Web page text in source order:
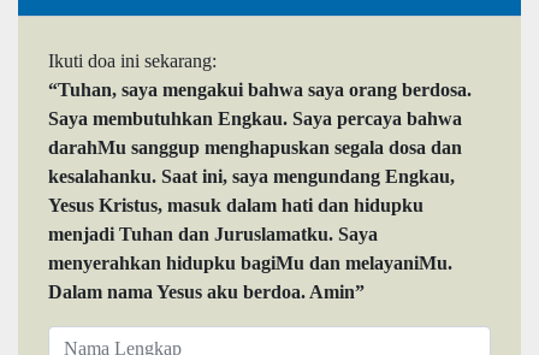
Ikuti doa ini sekarang:
“Tuhan, saya mengakui bahwa saya orang berdosa.
Saya membutuhkan Engkau. Saya percaya bahwa
darahMu sanggup menghapuskan segala dosa dan
kesalahanku. Saat ini, saya mengundang Engkau,
Yesus Kristus, masuk dalam hati dan hidupku
menjadi Tuhan dan Juruslamatku. Saya
menyerahkan hidupku bagiMu dan melayaniMu.
Dalam nama Yesus aku berdoa. Amin”